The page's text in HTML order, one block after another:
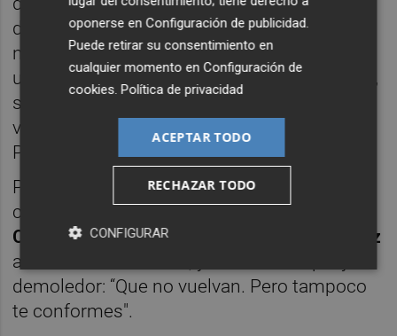
después de que dimitiera. Una torpeza que
no es solo de forma, sino de fondo. Refleja
un espacio político subordinado, sin reflejos,
sin iniciativa y sin la capacidad —o la
voluntad— de marcar distancia real con el
PSOE.
Podemos lo advirtió en campaña. Lo hizo
con una imagen que hoy parece profética:
Cospedalcon sobres en una mano,
Sánchez
al otro lado del cristal, y un lema simple y
demoledor: “Que no vuelvan. Pero tampoco
te conformes".
oponerse enConfiguración de publicidad
Puede retirar su consentimiento en
cualquier momento enConfiguración de
cookies .Política de privacidad
ACEPTAR TODO
RECHAZAR TODO
CONFIGURAR